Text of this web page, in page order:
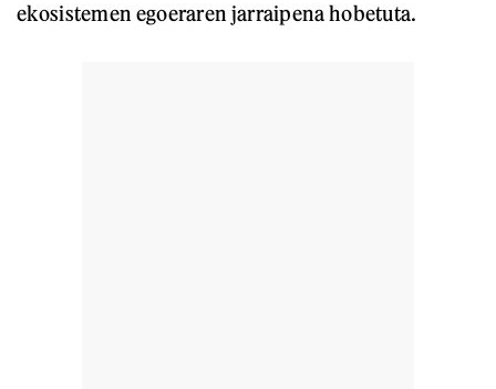
ekosistemen egoeraren jarraipena hobetuta.